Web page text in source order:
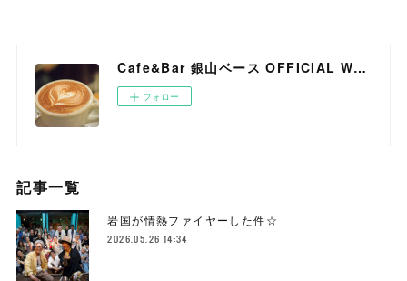
Cafe&Bar 銀山ベース OFFICIAL WEB SITE
フォロー
記事一覧
岩国が情熱ファイヤーした件☆
2026.05.26 14:34